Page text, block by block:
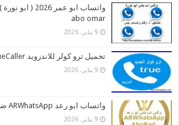
abo omar
9 يناير، 2026
تحميل ترو كولر للاندرويد TrueCaller اخر اصدار 2026
9 يناير، 2026
واتساب ابو رعد ARWhatsApp ضد الحظر 2026 اخر اصدار
9 يناير، 2026